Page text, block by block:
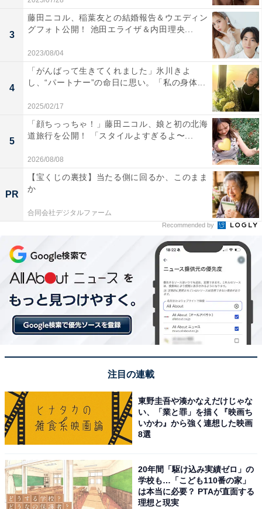
3
藤田ニコル、稲葉友との結婚報告＆ウエディン
グフォト公開！ 池田エライザ＆内田理央...
2023/08/04
4
「がんばって生きてくれました」氷川きよ
し、“パートナー”の命日に思い。「私の身体...
2025/02/17
5
「顔ちっっちゃ！」藤田ニコル、娘と初の北海
道旅行を公開！ 「スタイルよすぎるよ〜...
2026/08/08
PR
【宝くじの裏技】当たる側に回るか、このまま
か
合同会社デジタルファーム
Recommended by
注目の連載
東野圭吾や湊かなえだけじゃな
い、「業と罪」を描く『映画ち
いかわ』から強く連想した映画
8選
20年間「駆け込み実績ゼロ」の
学校も…「こども110番の家」
は本当に必要？ PTAが直面する
理想と現実